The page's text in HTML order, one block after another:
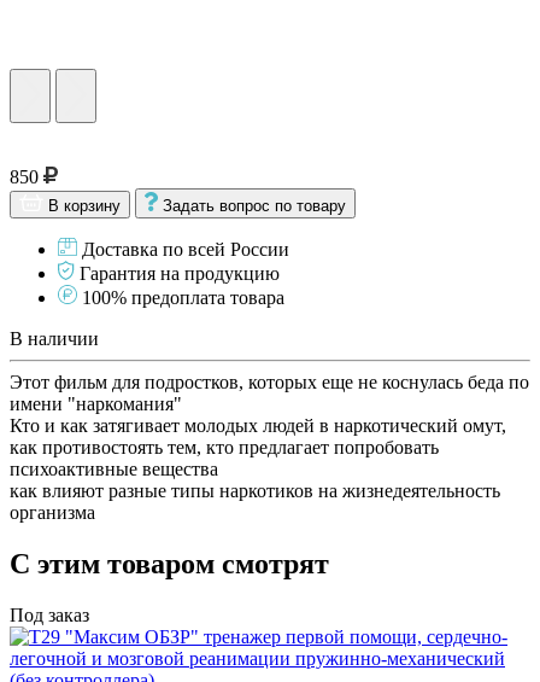
850
В корзину Задать вопрос по товару
Доставка по всей России
Гарантия на продукцию
100% предоплата товара
В наличии
Этот фильм для подростков, которых еще не коснулась беда по
имени "наркомания"
Кто и как затягивает молодых людей в наркотический омут,
как противостоять тем, кто предлагает попробовать
психоактивные вещества
как влияют разные типы наркотиков на жизнедеятельность
организма
С этим товаром смотрят
Под заказ